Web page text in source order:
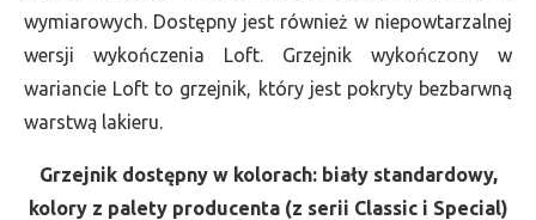
wymiarowych. Dostępny jest również w niepowtarzalnej
wersji wykończenia Loft. Grzejnik wykończony w
wariancie Loft to grzejnik, który jest pokryty bezbarwną
warstwą lakieru.
Grzejnik dostępny w kolorach: biały standardowy,
kolory z palety producenta (z serii Classic i Special)